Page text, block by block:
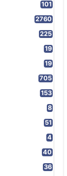
101
2760
225
19
19
705
153
8
51
4
40
36